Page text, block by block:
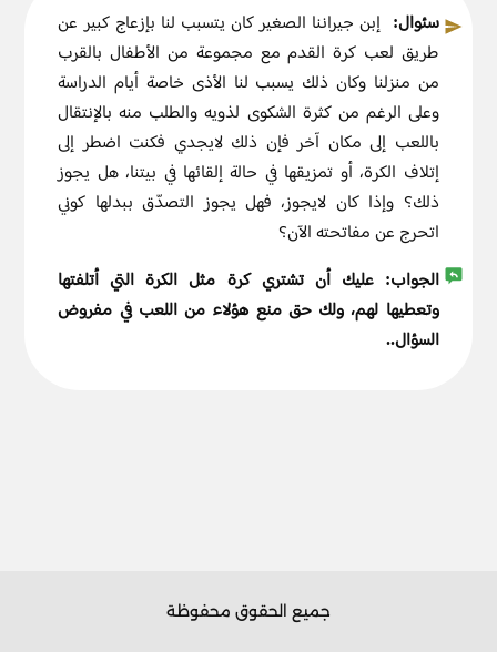
سئوال: إبن جيراننا الصغير كان يتسبب لنا بإزعاج كبير عن
طريق لعب كرة القدم مع مجموعة من الأطفال بالقرب
من منزلنا وكان ذلك يسبب لنا الأذى خاصة أيام الدراسة
وعلى الرغم من كثرة الشكوى لذويه والطلب منه بالإنتقال
باللعب إلى مكان آخر فإن ذلك لايجدي فكنت اضطر إلى
إتلاف الكرة، أو تمزيقها في حالة إلقائها في بيتنا، هل يجوز
ذلك؟ وإذا كان لايجوز، فهل يجوز التصدّق ببدلها كوني
اتحرج عن مفاتحته الآن؟
الجواب: عليك أن تشتري كرة مثل الكرة التي أتلفتها
وتعطيها لهم، ولك حق منع هؤلاء من اللعب في مفروض
السؤال..
جميع الحقوق محفوظة